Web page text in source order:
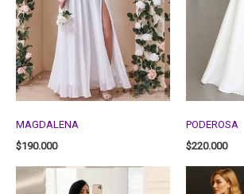
MAGDALENA
$190.000
PODEROSA
$220.000